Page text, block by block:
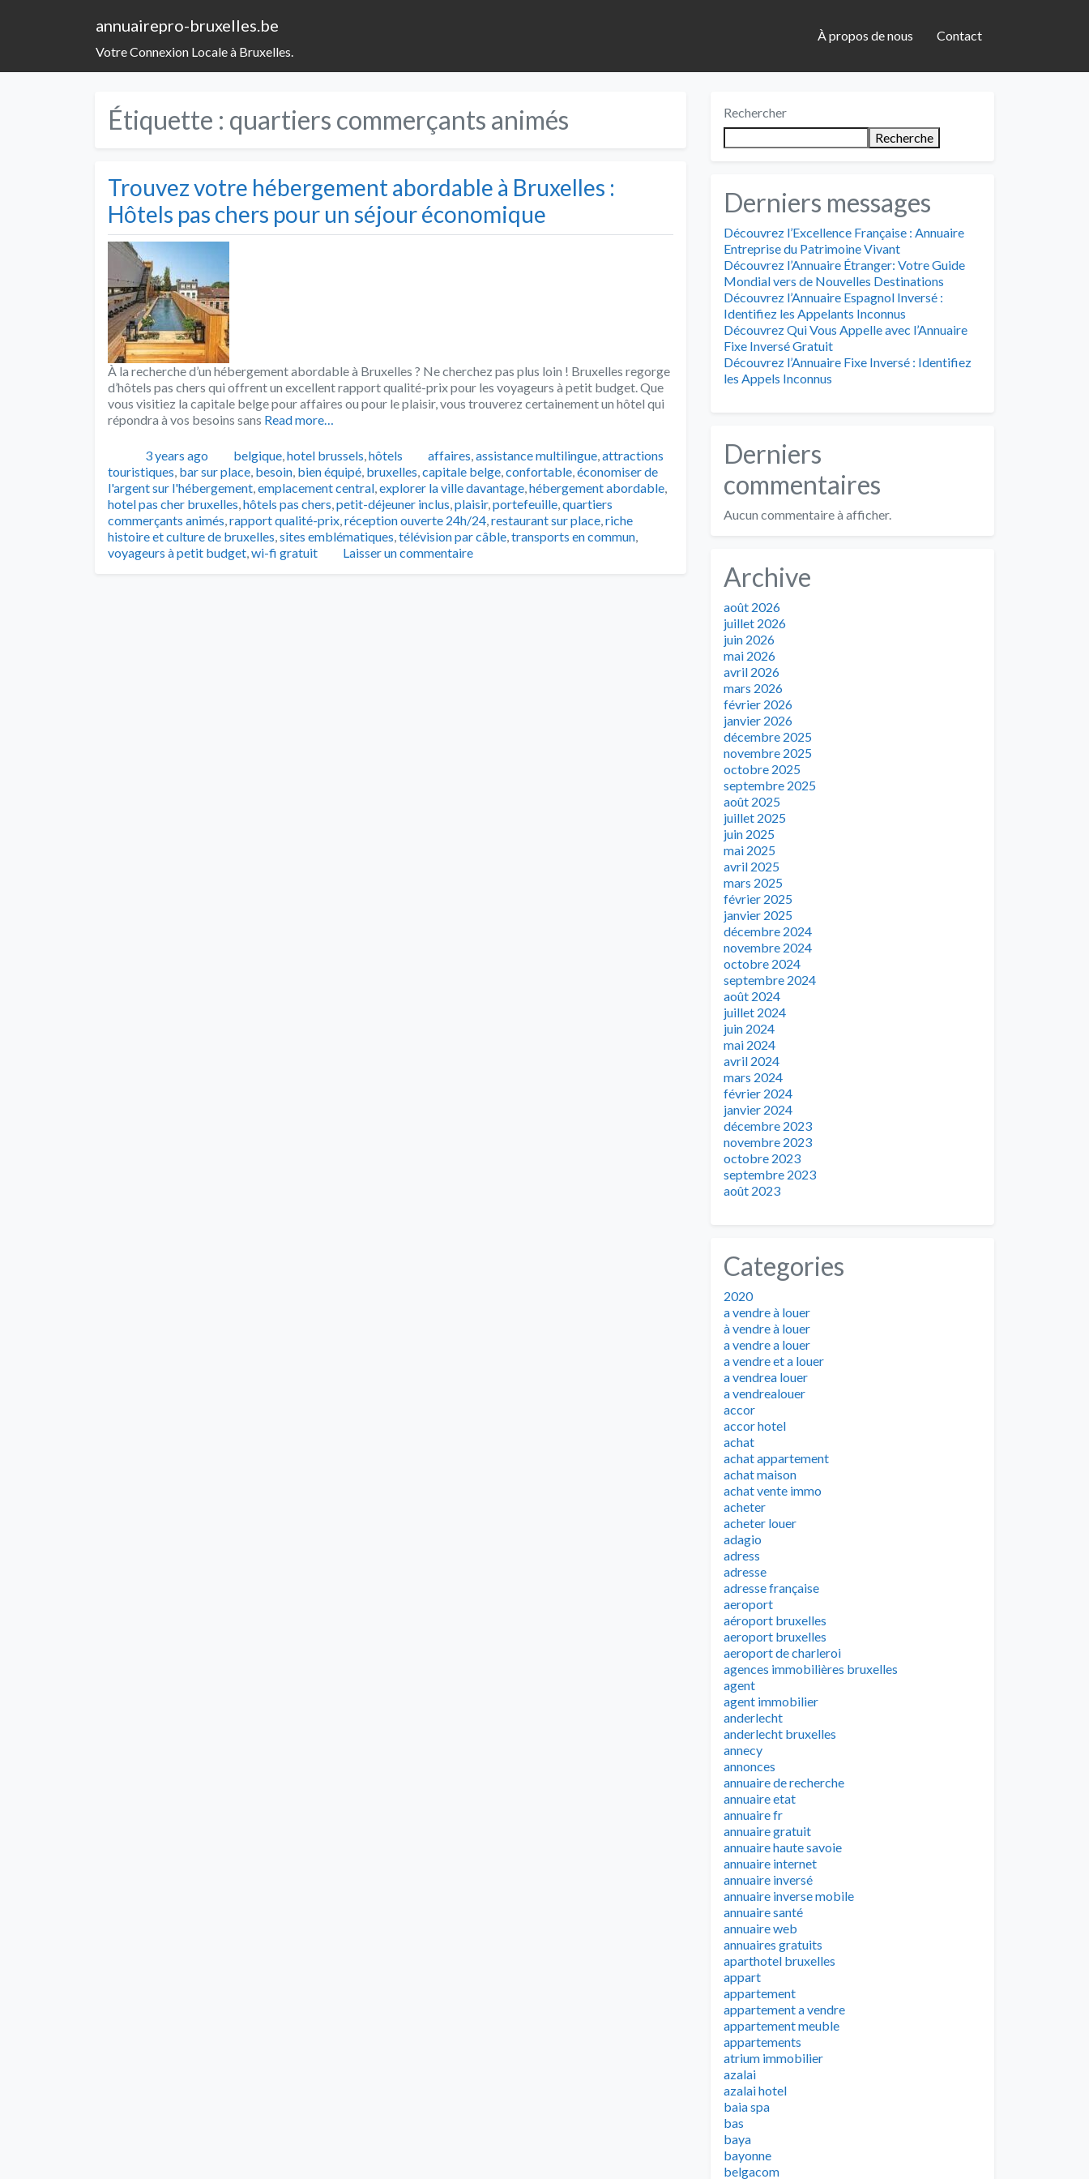
annuairepro-bruxelles.be
Votre Connexion Locale à Bruxelles.
À propos de nous Contact
Étiquette : quartiers commerçants animés
Trouvez votre hébergement abordable à Bruxelles :
Hôtels pas chers pour un séjour économique
À la recherche d’un hébergement abordable à Bruxelles ? Ne cherchez pas plus loin ! Bruxelles regorge
d’hôtels pas chers qui offrent un excellent rapport qualité-prix pour les voyageurs à petit budget. Que
vous visitiez la capitale belge pour affaires ou pour le plaisir, vous trouverez certainement un hôtel qui
répondra à vos besoins sans Read more…
Publié3 years ago Catégories
belgique,hotel brussels,hôtels Tags
affaires,assistance multilingue,attractions
touristiques, bar sur place, besoin, bien équipé, bruxelles,capitale belge,confortable,économiser de
l'argent sur l'hébergement,emplacement central,explorer la ville davantage,hébergement abordable,
hotel pas cher bruxelles,hôtels pas chers,petit-déjeuner inclus,plaisir,portefeuille,quartiers
commerçants animés,rapport qualité-prix,réception ouverte 24h/24,restaurant sur place,riche
histoire et culture de bruxelles,sites emblématiques,télévision par câble,transports en commun,
voyageurs à petit budget,wi-fi gratuit Laisser un commentaire
Rechercher
Recherche
Derniers messages
Découvrez l’Excellence Française : Annuaire
Entreprise du Patrimoine Vivant
Découvrez l’Annuaire Étranger: Votre Guide
Mondial vers de Nouvelles Destinations
Découvrez l’Annuaire Espagnol Inversé :
Identifiez les Appelants Inconnus
Découvrez Qui Vous Appelle avec l’Annuaire
Fixe Inversé Gratuit
Découvrez l’Annuaire Fixe Inversé : Identifiez
les Appels Inconnus
Derniers
commentaires
Aucun commentaire à afficher.
Archive
août 2026
juillet 2026
juin 2026
mai 2026
avril 2026
mars 2026
février 2026
janvier 2026
décembre 2025
novembre 2025
octobre 2025
septembre 2025
août 2025
juillet 2025
juin 2025
mai 2025
avril 2025
mars 2025
février 2025
janvier 2025
décembre 2024
novembre 2024
octobre 2024
septembre 2024
août 2024
juillet 2024
juin 2024
mai 2024
avril 2024
mars 2024
février 2024
janvier 2024
décembre 2023
novembre 2023
octobre 2023
septembre 2023
août 2023
Categories
2020
a vendre à louer
à vendre à louer
a vendre a louer
a vendre et a louer
a vendrea louer
a vendrealouer
accor
accor hotel
achat
achat appartement
achat maison
achat vente immo
acheter
acheter louer
adagio
adress
adresse
adresse française
aeroport
aéroport bruxelles
aeroport bruxelles
aeroport de charleroi
agences immobilières bruxelles
agent
agent immobilier
anderlecht
anderlecht bruxelles
annecy
annonces
annuaire de recherche
annuaire etat
annuaire fr
annuaire gratuit
annuaire haute savoie
annuaire internet
annuaire inversé
annuaire inverse mobile
annuaire santé
annuaire web
annuaires gratuits
aparthotel bruxelles
appart
appartement
appartement a vendre
appartement meuble
appartements
atrium immobilier
azalai
azalai hotel
baia spa
bas
baya
bayonne
belgacom